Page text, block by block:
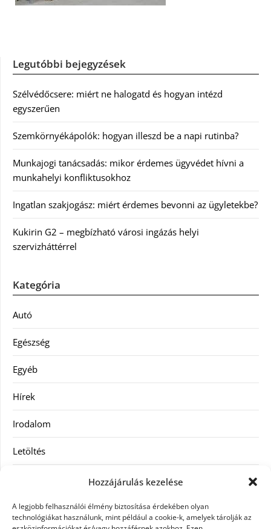
Hozzájárulás kezelése
A legjobb felhasználói élmény biztosítása érdekében olyan
technológiákat használunk, mint például a cookie-k, amelyek tárolják az
Legutóbbi bejegyzések
Szélvédőcsere: miért ne halogatd és hogyan intézd
egyszerűen
Szemkörnyékápolók: hogyan illeszd be a napi rutinba?
Munkajogi tanácsadás: mikor érdemes ügyvédet hívni a
munkahelyi konfliktusokhoz
Ingatlan szakjogász: miért érdemes bevonni az ügyletekbe?
Kukirin G2 – megbízható városi ingázás helyi
szervizháttérrel
Kategória
Autó
Egészség
Egyéb
Hírek
Irodalom
Letöltés
SEO